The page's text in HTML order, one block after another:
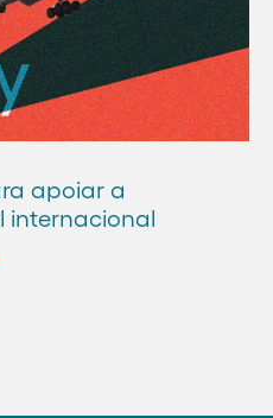
apoiar a
internacional